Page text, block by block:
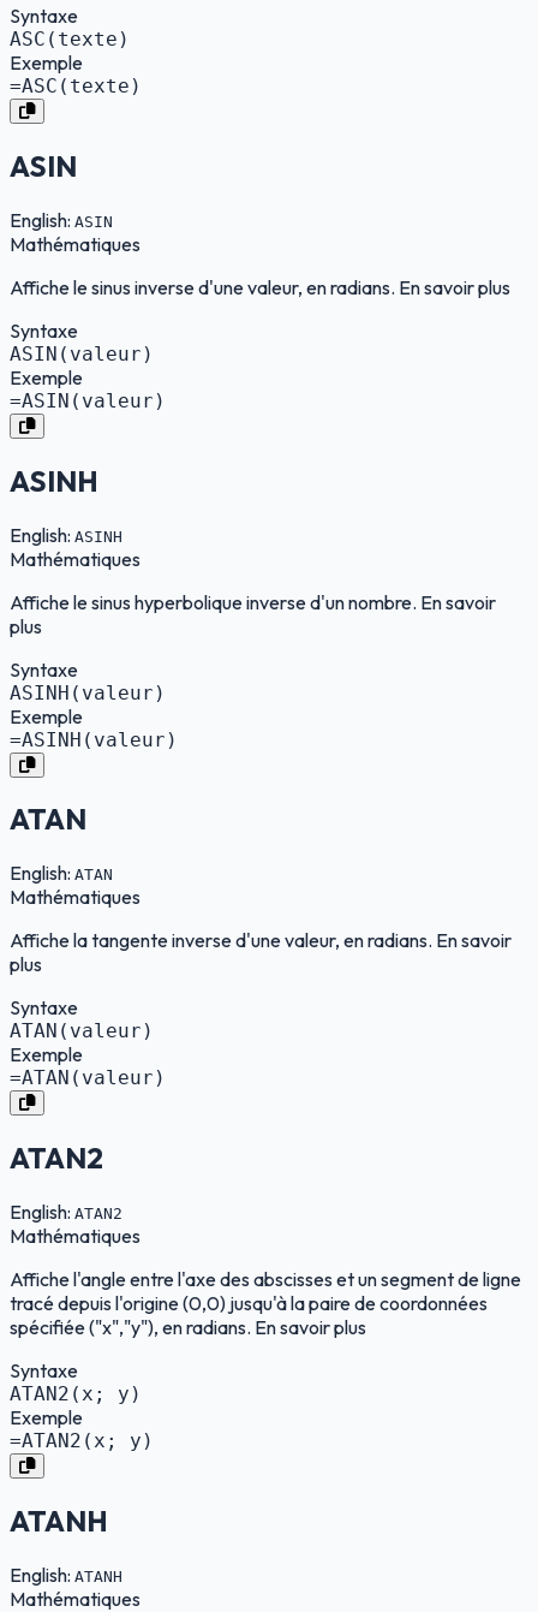
Syntaxe
ASC(texte)
Exemple
=ASC(texte)
ASIN
English: ASIN
Mathématiques
Affiche le sinus inverse d'une valeur, en radians. En savoir plus
Syntaxe
ASIN(valeur)
Exemple
=ASIN(valeur)
ASINH
English: ASINH
Mathématiques
Affiche le sinus hyperbolique inverse d'un nombre. En savoir
plus
Syntaxe
ASINH(valeur)
Exemple
=ASINH(valeur)
ATAN
English: ATAN
Mathématiques
Affiche la tangente inverse d'une valeur, en radians. En savoir
plus
Syntaxe
ATAN(valeur)
Exemple
=ATAN(valeur)
ATAN2
English: ATAN2
Mathématiques
Affiche l'angle entre l'axe des abscisses et un segment de ligne
tracé depuis l'origine (0,0) jusqu'à la paire de coordonnées
spécifiée ("x","y"), en radians. En savoir plus
Syntaxe
ATAN2(x; y)
Exemple
=ATAN2(x; y)
ATANH
English: ATANH
Mathématiques